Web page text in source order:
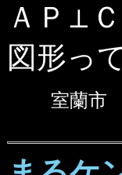
ＡＰ⊥
図形っ
室蘭